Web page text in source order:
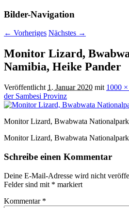
Bilder-Navigation
← Vorheriges Nächstes →
Monitor Lizard,
Namibia, Heike Pander
Veröffentlicht 1. Januar 2020 mit 1000
der Sambesi Provinz
Monitor Lizard, Bwabwata
Monitor Lizard, Bwabwata
Schreibe einen Kommentar
Deine E-Mail-Adresse wird nicht
Felder sind mit * markiert
Kommentar *